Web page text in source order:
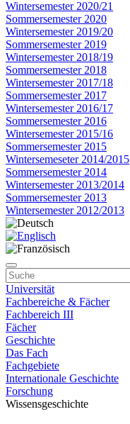
Wintersemester 2020/21
Sommersemester 2020
Wintersemester 2019/20
Sommersemester 2019
Wintersemester 2018/19
Sommersemester 2018
Wintersemester 2017/18
Sommersemester 2017
Wintersemester 2016/17
Sommersemester 2016
Wintersemester 2015/16
Sommersemester 2015
Wintersemeseter 2014/2015
Sommersemester 2014
Wintersemester 2013/2014
Sommersemester 2013
Wintersemester 2012/2013
Universität
Fachbereiche & Fächer
Fachbereich III
Fächer
Geschichte
Das Fach
Fachgebiete
Internationale Geschichte
Forschung
Wissensgeschichte